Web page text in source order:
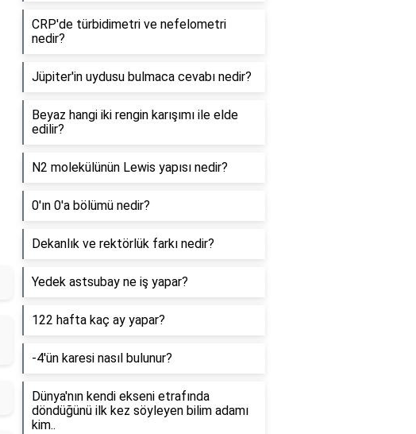
CRP'de türbidimetri ve nefelometri
nedir?
Jüpiter'in uydusu bulmaca cevabı nedir?
Beyaz hangi iki rengin karışımı ile elde
edilir?
N2 molekülünün Lewis yapısı nedir?
0'ın 0'a bölümü nedir?
Dekanlık ve rektörlük farkı nedir?
Yedek astsubay ne iş yapar?
122 hafta kaç ay yapar?
-4'ün karesi nasıl bulunur?
Dünya'nın kendi ekseni etrafında
döndüğünü ilk kez söyleyen bilim adamı
kim..